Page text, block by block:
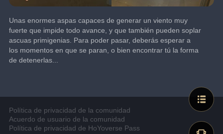
Unas enormes aspas capaces de generar un viento muy
fuerte que impide todo avance, y que también pueden soplar
ascuas primigenias. Para poder pasar, deberás esperar a
los momentos en que se paran, o bien encontrar tú la forma
de detenerlas...
Política de privacidad de la comunidad
Acuerdo de usuario de la comunidad
Política de privacidad de HoYoverse Pass